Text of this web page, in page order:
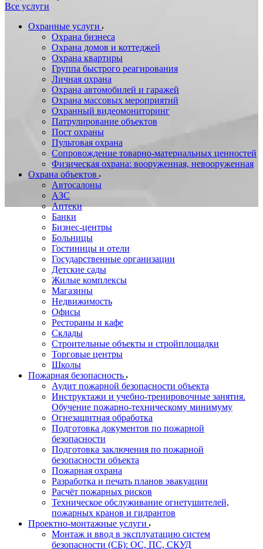
Все услуги
Охранные услуги
Охрана бизнеса
Охрана домов и коттеджей
Охрана квартиры
Группа быстрого реагирования
Личная охрана
Охрана автомобилей и гаражей
Охрана массовых мероприятий
Охранный видеомониторинг
Патрулирование объектов
Пост охраны
Пультовая охрана
Сопровождение товарно-материальных ценностей
Физическая охрана: вооруженная, невооруженная
Охрана объектов
Автосалоны
АЗС
Аптеки
Банки
Бизнес-центры
Больницы
Гостиницы и отели
Государственные организации
Детские сады
Жилые комплексы
Магазины
Недвижимость
Офисы
Рестораны и кафе
Склады
Строительные объекты и стройплощадки
Торговые центры
Школы
Пожарная безопасность
Аудит пожарной безопасности объекта
Инструктажи и учебно-тренировочные занятия.
Обучение пожарно-техническому минимуму
Огнезащитная обработка
Подготовка документов по пожарной
безопасности
Подготовка заключения по пожарной
безопасности объекта
Пожарная охрана
Разработка и печать планов эвакуации
Расчёт пожарных рисков
Техническое обслуживание огнетушителей,
пожарных кранов и гидрантов
Проектно-монтажные услуги
Монтаж и ввод в эксплуатацию систем
безопасности (СБ): ОС, ПС, СКУД